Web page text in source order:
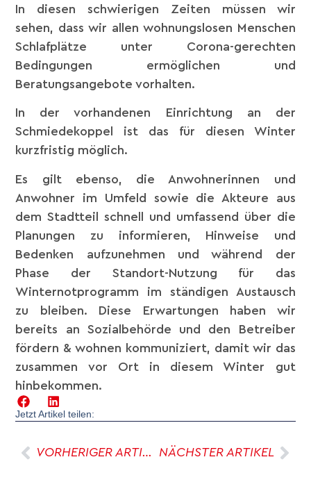
In diesen schwierigen Zeiten müssen wir
sehen, dass wir allen wohnungslosen Menschen
Schlafplätze unter Corona-gerechten
Bedingungen ermöglichen und
Beratungsangebote vorhalten.
In der vorhandenen Einrichtung an der
Schmiedekoppel ist das für diesen Winter
kurzfristig möglich.
Es gilt ebenso, die Anwohnerinnen und
Anwohner im Umfeld sowie die Akteure aus
dem Stadtteil schnell und umfassend über die
Planungen zu informieren, Hinweise und
Bedenken aufzunehmen und während der
Phase der Standort-Nutzung für das
Winternotprogramm im ständigen Austausch
zu bleiben. Diese Erwartungen haben wir
bereits an Sozialbehörde und den Betreiber
fördern & wohnen kommuniziert, damit wir das
zusammen vor Ort in diesem Winter gut
hinbekommen.
Jetzt Artikel teilen:
VORHERIGER ARTIKEL NÄCHSTER ARTIKEL